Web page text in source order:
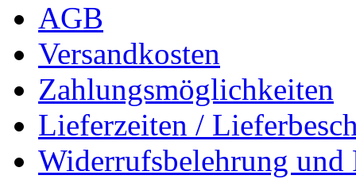
AGB
Versandkosten
Zahlungsmöglichkeiten
Lieferzeiten /
Widerrufsbelehrung und